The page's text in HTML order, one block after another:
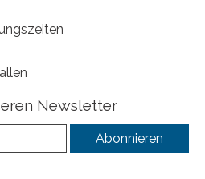
Newsletter
Abonnieren